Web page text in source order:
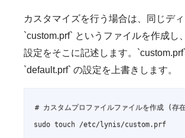
カスタマイズを行う場合は、同じデ
`custom.prf` というファイルを作成し
設定をそこに記述します。
`default.prf` の設定を上書きします。
# カスタムプロファイルファイルを作成 (存
sudo touch /etc/lynis/custom.prf